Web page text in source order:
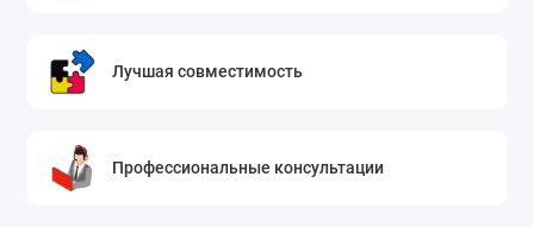
Лучшая совместимость
Профессиональные консультации